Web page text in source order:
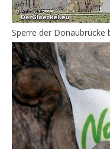
Sperre der Donaubrücke